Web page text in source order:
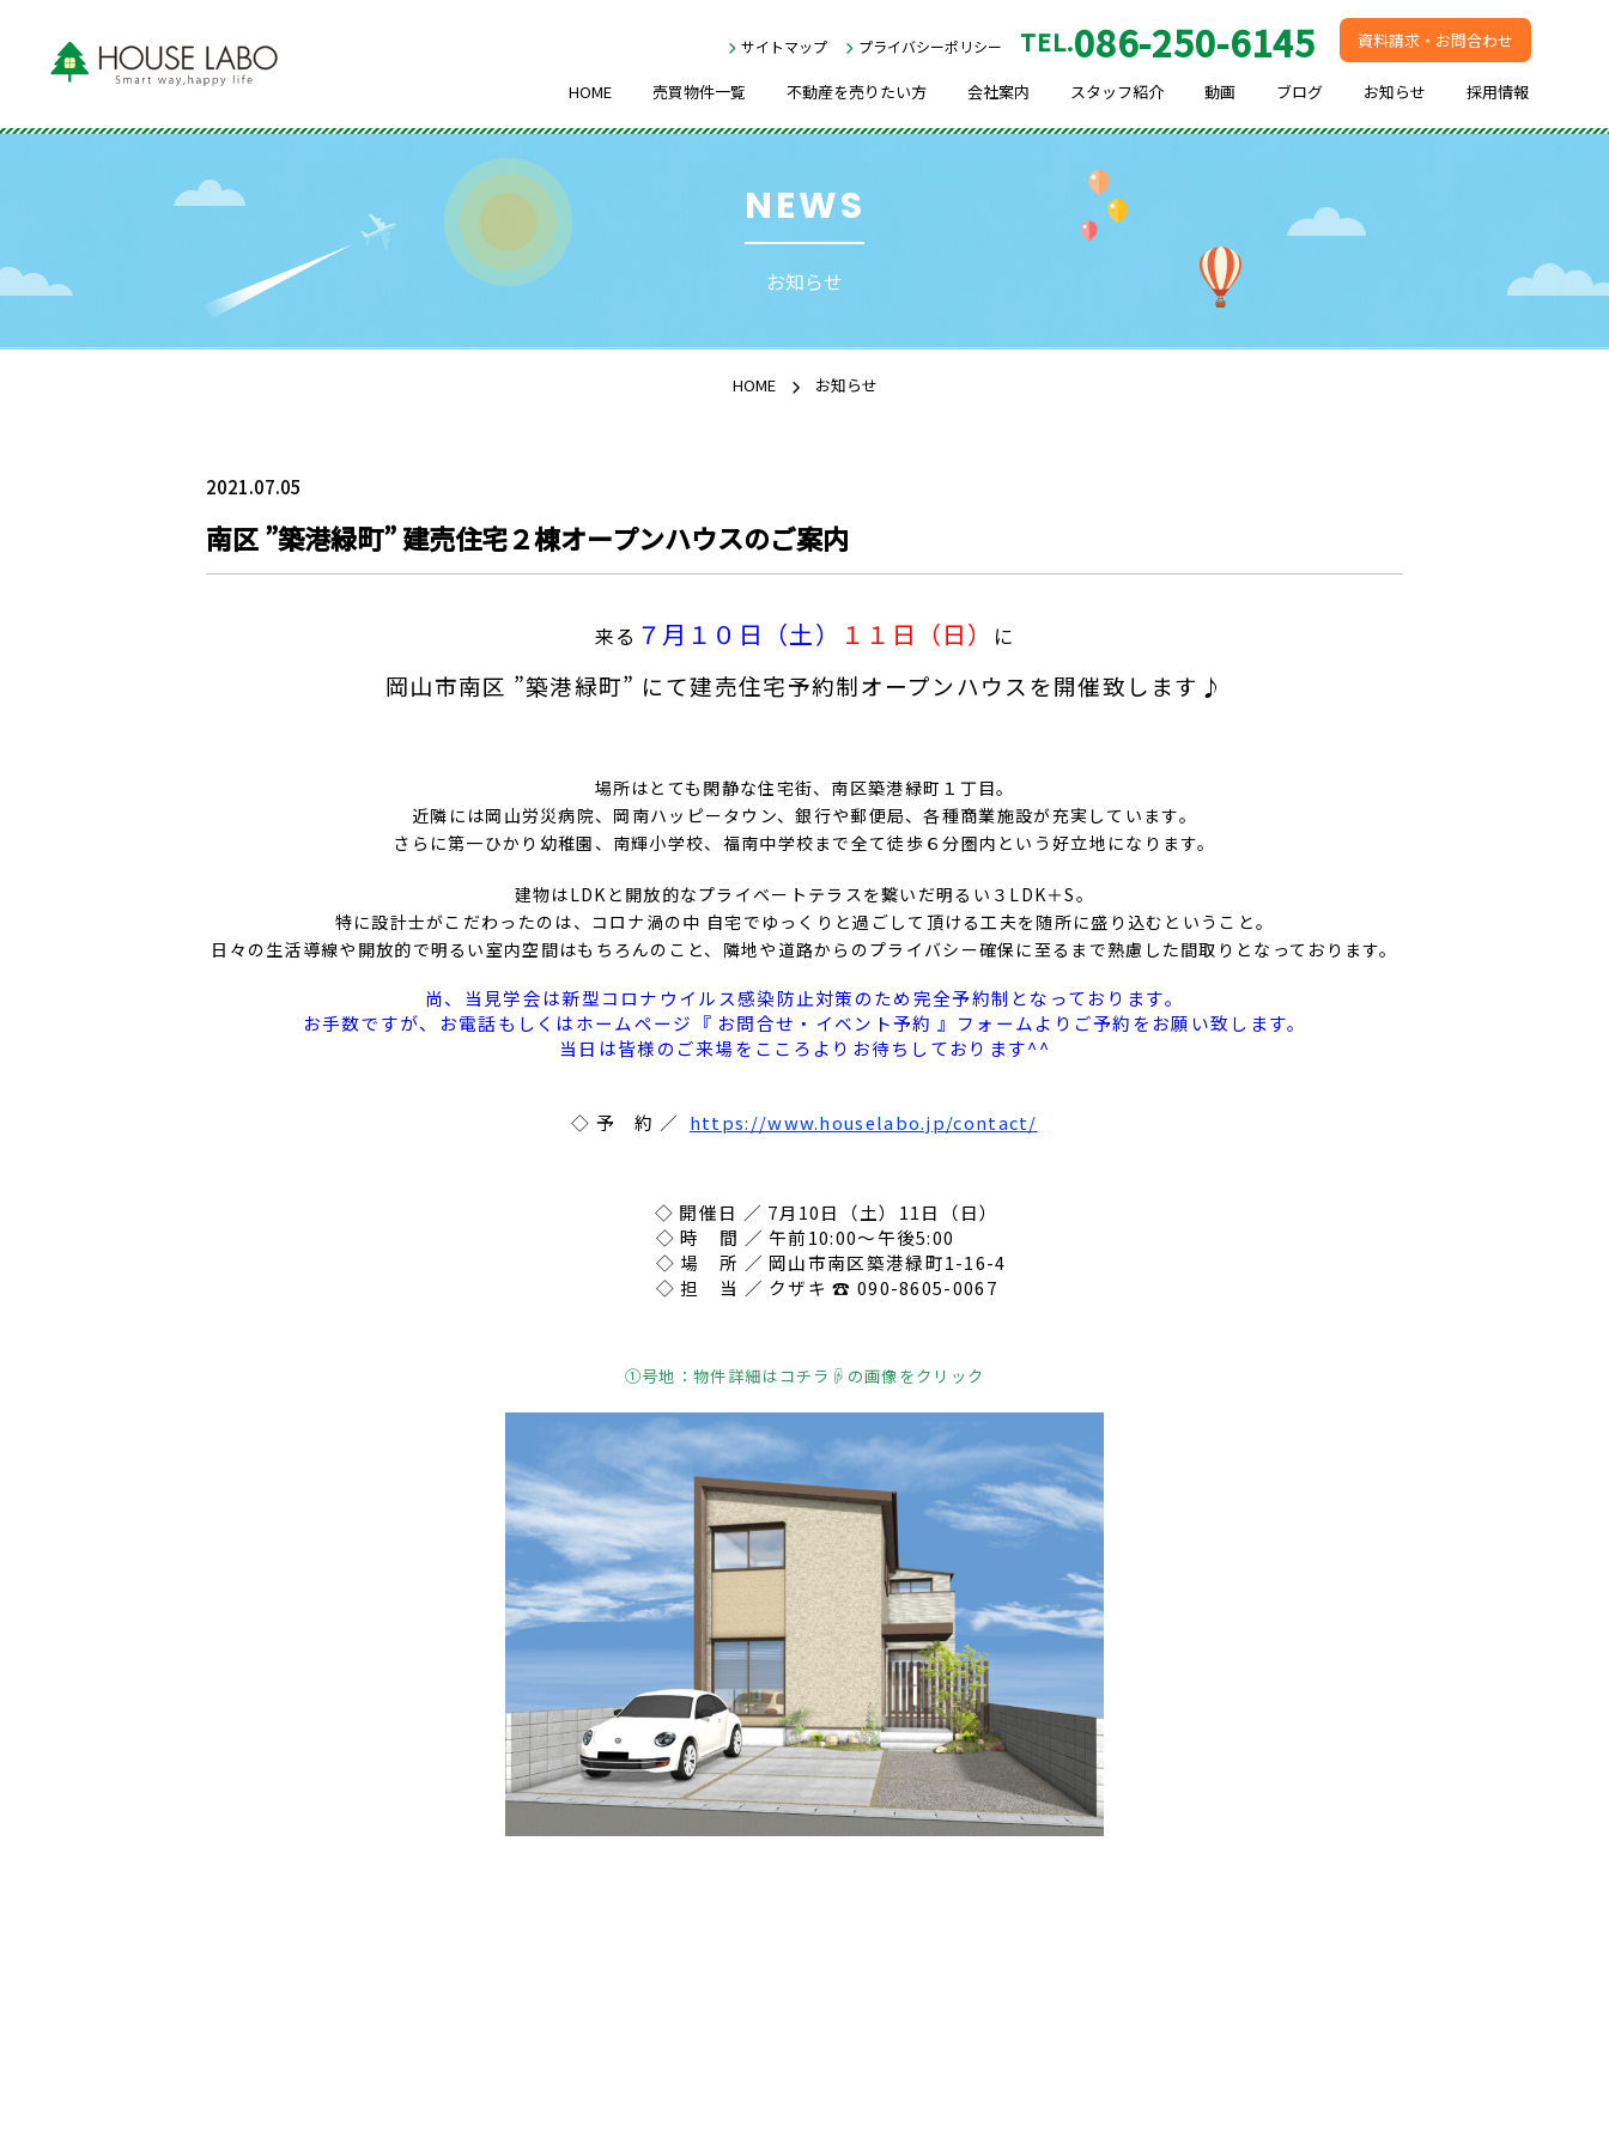
サイトマップ プライバシーポリシー TEL.086-250-6145 資料請求・お問合わせ
HOME 売買物件一覧 不動産を売りたい方 会社案内 スタッフ紹介 動画 ブログ お知らせ 採用情報
NEWS
お知らせ
HOME お知らせ
2021.07.05
南区 ”築港緑町” 建売住宅２棟オープンハウスのご案内
来る ７ 月１０日（土） １１ 日（日） に
岡山市南区 ”築港緑町” にて建売住宅予約制オープンハウスを開催致します♪
場所はとても閑静な住宅街、南区築港緑町１丁目。
近隣には岡山労災病院、岡南ハッピータウン、銀行や郵便局、各種商業施設が充実しています。
さらに第一ひかり幼稚園、南輝小学校、福南中学校まで全て徒歩６分圏内という好立地になります。
建物はLDKと開放的なプライベートテラスを繋いだ明るい３LDK＋S。
特に設計士がこだわったのは、コロナ渦の中 自宅でゆっくりと過ごして頂ける工夫を随所に盛り込むということ。
日々の生活導線や開放的で明るい室内空間はもちろんのこと、隣地や道路からのプライバシー確保に至るまで熟慮した間取りとなっております。
尚、当見学会は新型コロナウイルス感染防止対策のため完全予約制となっております。
お手数ですが、お電話もしくはホームページ『 お問合せ・イベント予約 』フォームよりご予約をお願い致します。
当日は皆様のご来場をこころよりお待ちしております^^
◇ 予 約 ／ https://www.houselabo.jp/contact/
◇ 開催日 ／ 7月10日（土）11日（日）
◇ 時 間 ／ 午前10:00～午後5:00
◇ 場 所 ／ 岡山市南区築港緑町1-16-4
◇ 担 当 ／ クザキ ☎ 090-8605-0067
①号地：物件詳細はコチラ☟の画像をクリック